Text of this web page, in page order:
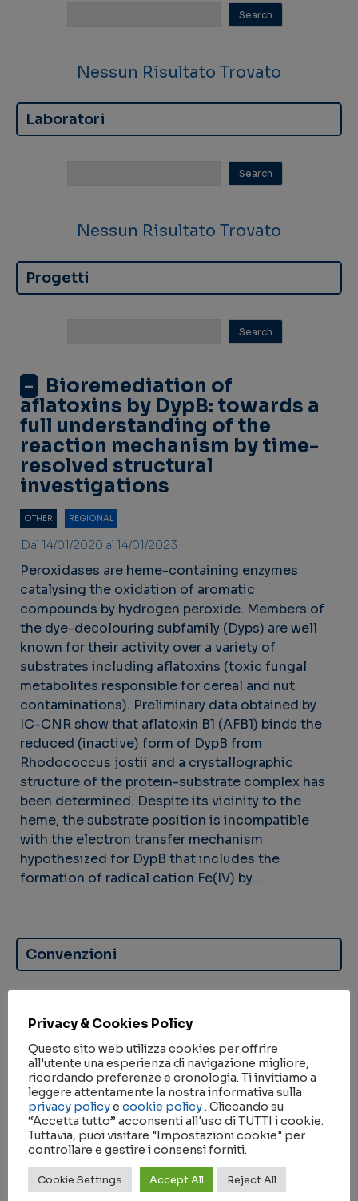
Nessun Risultato Trovato
Laboratori
Nessun Risultato Trovato
Progetti
- Bioremediation of
aflatoxins by DypB: towards a
full understanding of the
reaction mechanism by time-
resolved structural
investigations
OTHER REGIONAL
Dal 14/01/2020 al 14/01/2023
Peroxidases are heme-containing enzymes
catalysing the oxidation of aromatic
compounds by hydrogen peroxide. Members of
the dye-decolouring subfamily (Dyps) are well
known for their activity over a variety of
substrates including aflatoxins (toxic fungal
metabolites responsible for cereal and nut
contaminations). Preliminary data obtained by
IC-CNR show that aflatoxin B1 (AFB1) binds the
reduced (inactive) form of DypB from
Rhodococcus jostii and a crystallographic
structure of the protein-substrate complex has
been determined. Despite its vicinity to the
heme, the substrate position is incompatible
with the electron transfer mechanism
hypothesized for DypB that includes the
formation of radical cation Fe(IV) by…
Convenzioni
Nessun Risultato Trovato
Partnership
Privacy & Cookies Policy
Questo sito web utilizza cookies per offrire
all'utente una esperienza di navigazione migliore,
ricordando preferenze e cronologia. Ti invitiamo a
leggere attentamente la nostra informativa sulla
privacy policye cookie policy . Cliccando su
“Accetta tutto” acconsenti all'uso di TUTTI i cookie.
Tuttavia, puoi visitare "Impostazioni cookie" per
controllare e gestire i consensi forniti.
Cookie Settings Accept All Reject All